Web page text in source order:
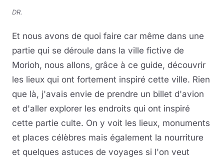
DR.
Et nous avons de quoi faire car même dans une
partie qui se déroule dans la ville fictive de
Morioh, nous allons, grâce à ce guide, découvrir
les lieux qui ont fortement inspiré cette ville. Rien
que là, j'avais envie de prendre un billet d'avion
et d'aller explorer les endroits qui ont inspiré
cette partie culte. On y voit les lieux, monuments
et places célèbres mais également la nourriture
et quelques astuces de voyages si l'on veut